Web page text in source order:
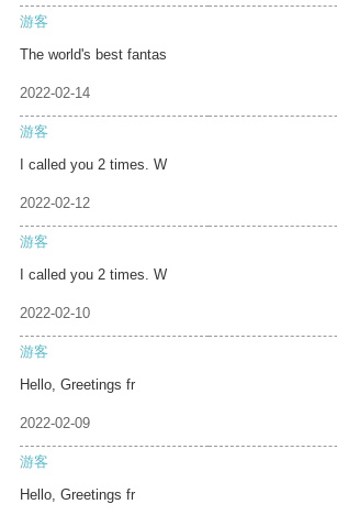
游客
The world's best fantas
2022-02-14
游客
I called you 2 times. W
2022-02-12
游客
I called you 2 times. W
2022-02-10
游客
Hello, Greetings fr
2022-02-09
游客
Hello, Greetings fr